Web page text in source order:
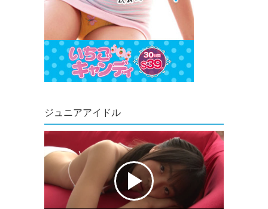
ジュニアアイドル